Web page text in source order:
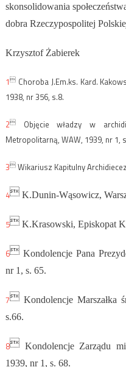
skonsolidowania
dobra Rzeczypospolitej
Krzysztof Żabierek
1Choroba J.Em.ks. Kard.
1938, nr 356, s.8.
2Objęcie władzy w
Metropolitarną, WAW, 1939, nr 1,
3Wikariusz Kapitulny
4K.Dunin-Wąsowicz,
5K.Krasowski, Episkopat
6Kondolencje Pana
nr 1, s. 65.
7Kondolencje Marszałka
s.66.
8Kondolencje Zarządu
1939, nr 1, s. 68.